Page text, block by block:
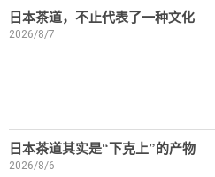
日本茶道，不止代表了一种文化
2026/8/7
日本茶道其实是“下克上”的产物
2026/8/6